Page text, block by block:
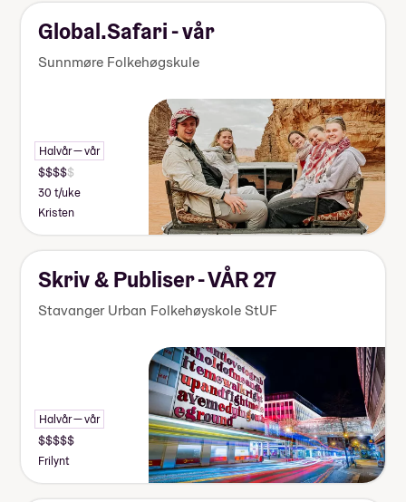
Global.Safari - vår
Sunnmøre Folkehøgskule
Halvår — vår
30 t/uke
Kristen
Skriv & Publiser - VÅR 27
Stavanger Urban Folkehøyskole StUF
Halvår — vår
Frilynt